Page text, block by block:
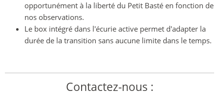
opportunément à la liberté du Petit Basté en fonction de
nos observations.
Le box intégré dans l'écurie active permet d'adapter la
durée de la transition sans aucune limite dans le temps.
Contactez-nous :